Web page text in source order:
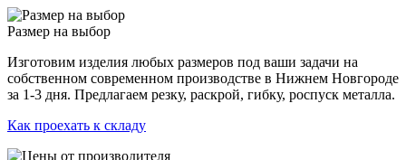
Размер на выбор
Изготовим изделия любых размеров под ваши задачи на
собственном современном производстве в Нижнем Новгороде
за 1-3 дня. Предлагаем резку, раскрой, гибку, роспуск металла.
Как проехать к складу